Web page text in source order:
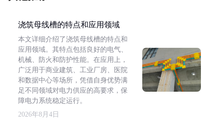
浇筑母线槽的特点和应用领域
本文详细介绍了浇筑母线槽的特点和
应用领域。其特点包括良好的电气、
机械、防火和防护性能。在应用上，
广泛用于商业建筑、工业厂房、医院
和数据中心等场所，凭借自身优势满
足不同领域对电力供应的高要求，保
障电力系统稳定运行。
2026年8月4日